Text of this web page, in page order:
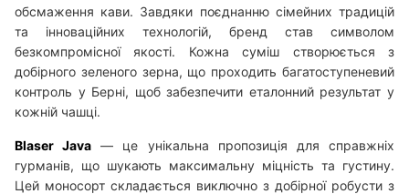
обсмаження кави. Завдяки поєднанню сімейних традицій
та інноваційних технологій, бренд став символом
безкомпромісної якості. Кожна суміш створюється з
добірного зеленого зерна, що проходить багатоступеневий
контроль у Берні, щоб забезпечити еталонний результат у
кожній чашці.
Blaser Java — це унікальна пропозиція для справжніх
гурманів, що шукають максимальну міцність та густину.
Цей моносорт складається виключно з добірної робусти з